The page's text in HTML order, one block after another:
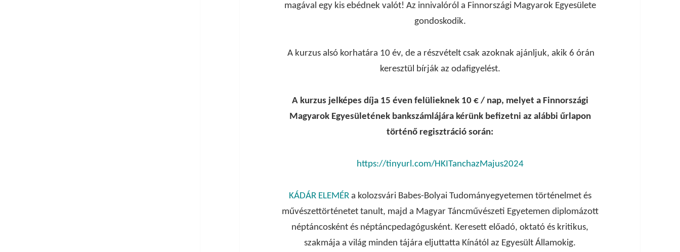
magával egy kis ebédnek valót! Az innivalóról a Finnországi Magyarok Egyesülete
gondoskodik.
A kurzus alsó korhatára 10 év, de a részvételt csak azoknak ajánljuk, akik 6 órán
keresztül bírják az odafigyelést.
A kurzus jelképes díja 15 éven felülieknek 10 € / nap, melyet a Finnországi
Magyarok Egyesületének bankszámlájára kérünk befizetni az alábbi űrlapon
történő regisztráció során:
https://tinyurl.com/HKITanchazMajus2024
KÁDÁR ELEMÉRa kolozsvári Babes-Bolyai Tudományegyetemen történelmet és
művészettörténetet tanult, majd a Magyar Táncművészeti Egyetemen diplomázott
néptáncosként és néptáncpedagógusként. Keresett előadó, oktató és kritikus,
szakmája a világ minden tájára eljuttatta Kínától az Egyesült Államokig.